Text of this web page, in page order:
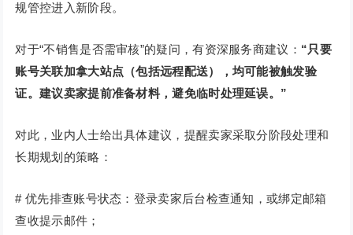
规管控进入新阶段。
对于“不销售是否需审核”的疑问，有资深服务商建议： “只要
账号关联加拿大站点（包括远程配送），均可能被触发验
证。建议卖家提前准备材料，避免临时处理延误。”
对此，业内人士给出具体建议，提醒卖家采取分阶段处理和
长期规划的策略：
# 优先排查账号状态：登录卖家后台检查通知，或绑定邮箱
查收提示邮件；